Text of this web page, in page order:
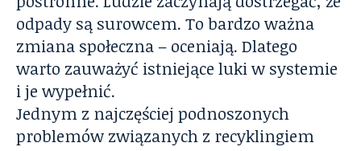
odpady są surowcem. To bardzo ważna
zmiana społeczna – oceniają. Dlatego
warto zauważyć istniejące luki w systemie
i je wypełnić.
Jednym z najczęściej podnoszonych
problemów związanych z recyklingiem